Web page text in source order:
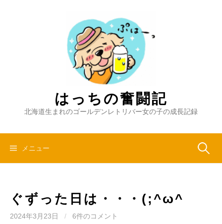
はっちの奮闘記
北海道生まれのゴールデンレトリバー女の子の成長記録
メニュー 検
ぐずった日は・・・(;^ω^
2024年3月23日 / 6件のコメント